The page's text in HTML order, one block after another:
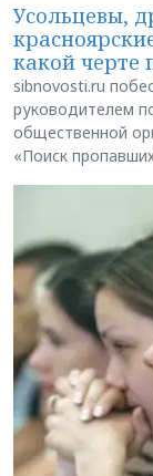
Усольцевы,
какой черте
sibnovosti.ru
руководителем
общественной
«Поиск